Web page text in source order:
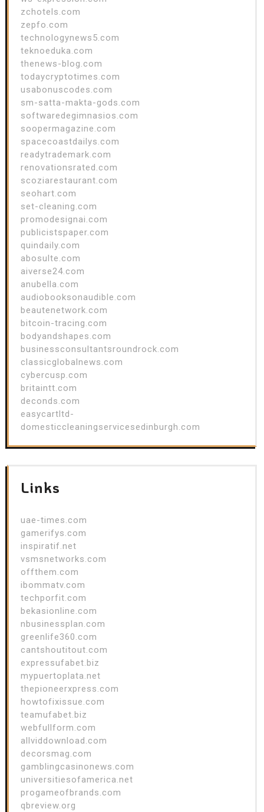
zchotels.com
zepfo.com
technologynews5.com
teknoeduka.com
thenews-blog.com
todaycryptotimes.com
usabonuscodes.com
sm-satta-makta-gods.com
softwaredegimnasios.com
soopermagazine.com
spacecoastdailys.com
readytrademark.com
renovationsrated.com
scoziarestaurant.com
seohart.com
set-cleaning.com
promodesignai.com
publicistspaper.com
quindaily.com
abosulte.com
aiverse24.com
anubella.com
audiobooksonaudible.com
beautenetwork.com
bitcoin-tracing.com
bodyandshapes.com
businessconsultantsroundrock.com
classicglobalnews.com
cybercusp.com
britaintt.com
deconds.com
easycartltd-
domesticcleaningservicesedinburgh.com
Links
uae-times.com
gamerifys.com
inspiratif.net
vsmsnetworks.com
offthem.com
ibommatv.com
techporfit.com
bekasionline.com
nbusinessplan.com
greenlife360.com
cantshoutitout.com
expressufabet.biz
mypuertoplata.net
thepioneerxpress.com
howtofixissue.com
teamufabet.biz
webfullform.com
allviddownload.com
decorsmag.com
gamblingcasinonews.com
universitiesofamerica.net
progameofbrands.com
qbreview.org